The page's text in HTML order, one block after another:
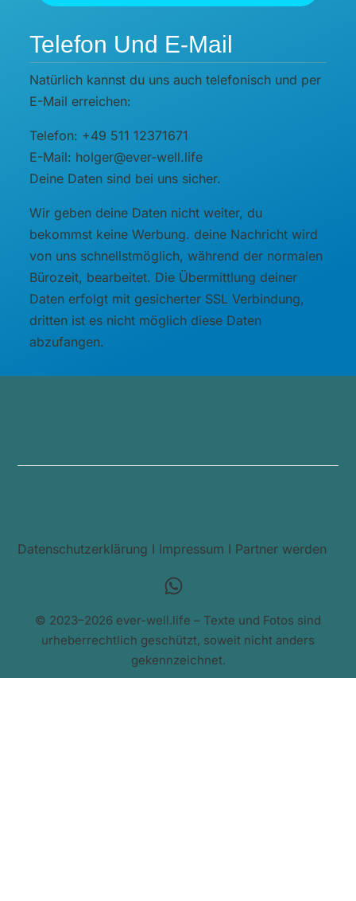
Telefon Und E-Mail
Natürlich kannst du uns auch telefonisch und per
E-Mail erreichen:
Telefon: +49 511 12371671
E-Mail: holger@ever-well.life
Deine Daten sind bei uns sicher.
Wir geben deine Daten nicht weiter, du
bekommst keine Werbung. deine Nachricht wird
von uns schnellstmöglich, während der normalen
Bürozeit, bearbeitet. Die Übermittlung deiner
Daten erfolgt mit gesicherter SSL Verbindung,
dritten ist es nicht möglich diese Daten
abzufangen.
Datenschutzerklärung I Impressum I Partner werden
© 2023–2026 ever-well.life – Texte und Fotos sind
urheberrechtlich geschützt, soweit nicht anders
gekennzeichnet.